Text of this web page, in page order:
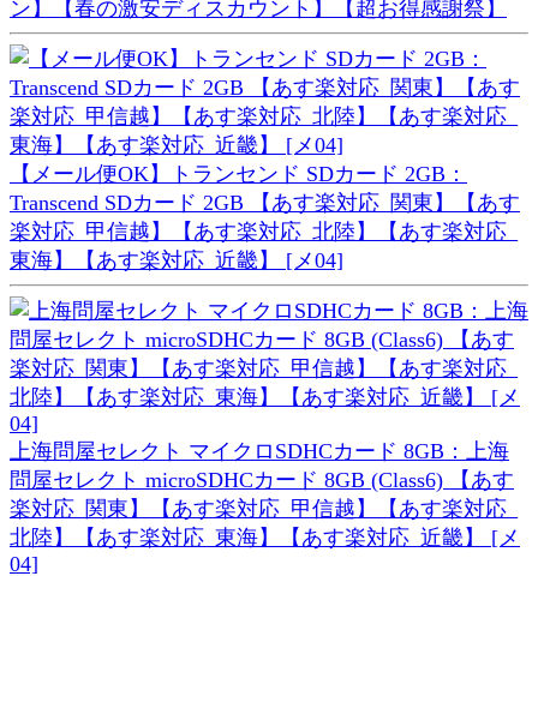
ン】【春の激安ディスカウント】【超お得感謝祭】
【メール便OK】トランセンド SDカード 2GB：
Transcend SDカード 2GB 【あす楽対応_関東】【あす
楽対応_甲信越】【あす楽対応_北陸】【あす楽対応_
東海】【あす楽対応_近畿】 [メ04]
上海問屋セレクト マイクロSDHCカード 8GB：上海
問屋セレクト microSDHCカード 8GB (Class6) 【あす
楽対応_関東】【あす楽対応_甲信越】【あす楽対応_
北陸】【あす楽対応_東海】【あす楽対応_近畿】 [メ
04]